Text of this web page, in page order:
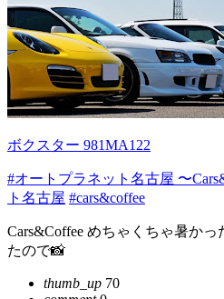
ボクスター 981MA122
#オートプラネット名古屋 〜
ト名古屋 #cars&coffee
Cars&Coffee めちゃくちゃ暑か
たので📸
thumb_up 70